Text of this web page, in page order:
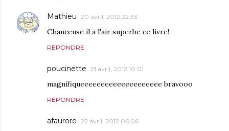
Mathieu 20 avril, 2012 22:33
Chanceuse il a l'air superbe ce livre!
RÉPONDRE
poucinette 21 avril, 2012 10:01
magnifiqueeeeeeeeeeeeeeeeeeee bravooo
RÉPONDRE
afaurore 22 avril, 2012 06:06